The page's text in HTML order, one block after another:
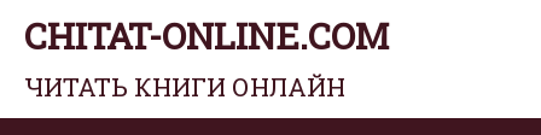
CHITAT-ONLINE.COM
ЧИТАТЬ КНИГИ ОНЛАЙН